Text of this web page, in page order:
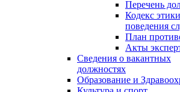
Перечень
Кодекс
поведения
План
Акты
Сведения о вакантных
должностях
Образование и